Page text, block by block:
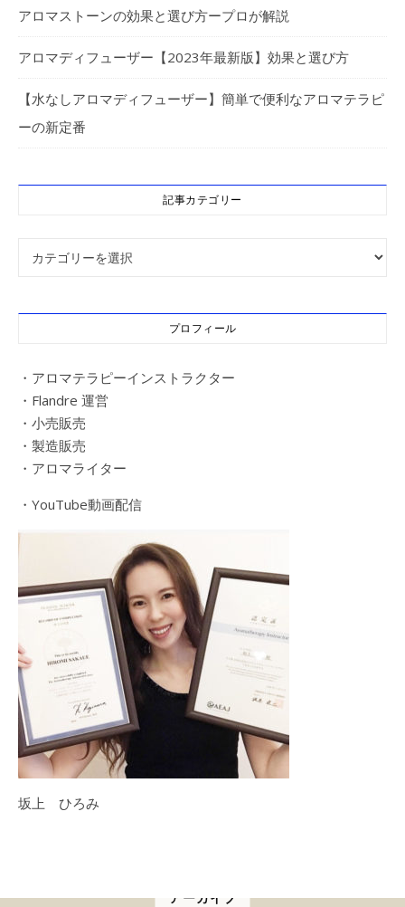
アロマストーンの効果と選び方ープロが解説
アロマディフューザー【2023年最新版】効果と選び方
【水なしアロマディフューザー】簡単で便利なアロマテラピ
ーの新定番
記事カテゴリー
記事カテゴリー
プロフィール
・アロマテラピーインストラクター
・Flandre 運営
・小売販売
・製造販売
・アロマライター
・YouTube動画配信
坂上 ひろみ
アーカイブ